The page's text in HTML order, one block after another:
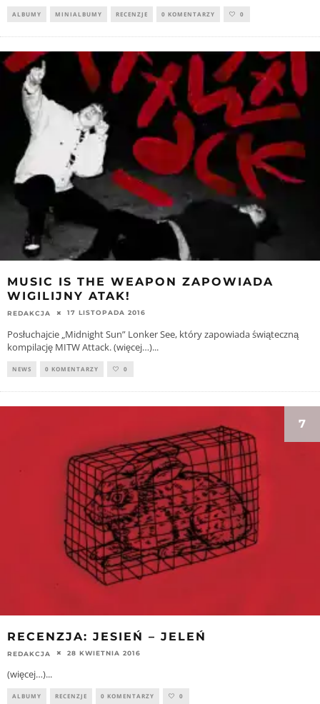
ALBUMY MINIALBUMY RECENZJE 0 KOMENTARZY 0
MUSIC IS THE WEAPON ZAPOWIADA
WIGILIJNY ATAK!
REDAKCJA 17 LISTOPADA 2016
Posłuchajcie „Midnight Sun” Lonker See, który zapowiada świąteczną
kompilację MITW Attack. (więcej…)...
NEWS 0 KOMENTARZY 0
7
RECENZJA: JESIEŃ – JELEŃ
REDAKCJA 28 KWIETNIA 2016
(więcej…)...
ALBUMY RECENZJE 0 KOMENTARZY 0